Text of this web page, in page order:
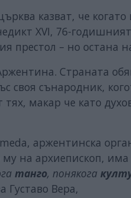
казват, че
XVI, 76-
престол – но остана
Страната
своя сънародник,
макар че като
аржентинска
на архиепископ,
танго, понякога
Густаво Вера,